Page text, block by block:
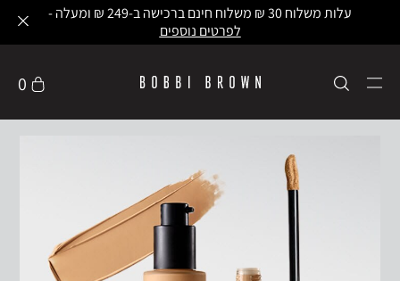
עלות משלוח 30 ₪ משלוח חינם ברכישה ב-249 ₪ ומעלה -
לפרטים נוספים
0